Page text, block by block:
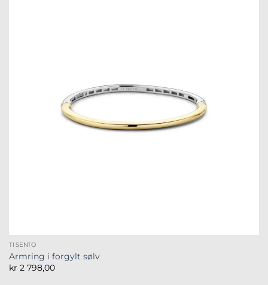
TI SENTO
Armring i forgylt sølv
kr 2 798,00